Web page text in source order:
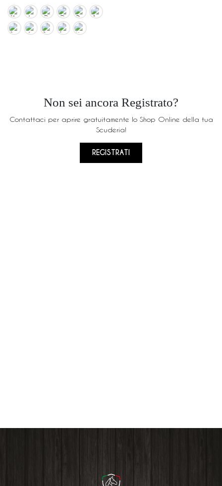
Non sei ancora Registrato?
Contattaci per aprire gratuitamente lo Shop Online della tua
Scuderia!
REGISTRATI